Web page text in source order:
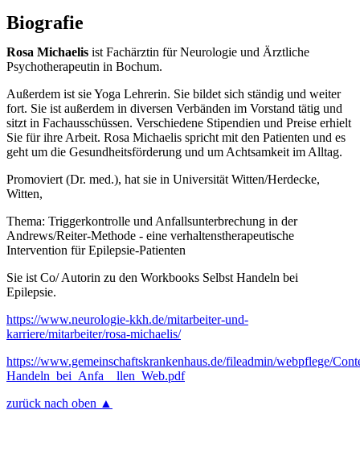
Biografie
Rosa Michaelis ist Fachärztin für Neurologie und Ärztliche
Psychotherapeutin in Bochum.
Außerdem ist sie Yoga Lehrerin. Sie bildet sich ständig und weiter
fort. Sie ist außerdem in diversen Verbänden im Vorstand tätig und
sitzt in Fachausschüssen. Verschiedene Stipendien und Preise erhielt
Sie für ihre Arbeit. Rosa Michaelis spricht mit den Patienten und es
geht um die Gesundheitsförderung und um Achtsamkeit im Alltag.
Promoviert (Dr. med.), hat sie in Universität Witten/Herdecke,
Witten,
Thema: Triggerkontrolle und Anfallsunterbrechung in der
Andrews/Reiter-Methode - eine verhaltenstherapeutische
Intervention für Epilepsie-Patienten
Sie ist Co/ Autorin zu den Workbooks Selbst Handeln bei
Epilepsie.
https://www.neurologie-kkh.de/mitarbeiter-und-
karriere/mitarbeiter/rosa-michaelis/
https://www.gemeinschaftskrankenhaus.de/fileadmin/webpflege/
Handeln_bei_Anfa__llen_Web.pdf
zurück nach oben ▲